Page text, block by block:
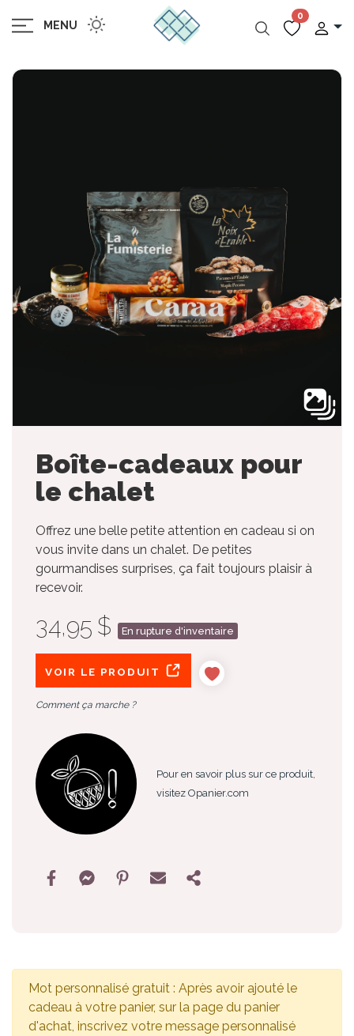
MENU
0
Boîte-cadeaux pour
le chalet
Offrez une belle petite attention en cadeau si on
vous invite dans un chalet. De petites
gourmandises surprises, ça fait toujours plaisir à
recevoir.
34,95 $ En rupture d'inventaire
VOIR LE PRODUIT
Comment ça marche ?
Pour en savoir plus sur ce produit,
visitez Opanier.com
Mot personnalisé gratuit : Après avoir ajouté le
cadeau à votre panier, sur la page du panier
d'achat, inscrivez votre message personnalisé